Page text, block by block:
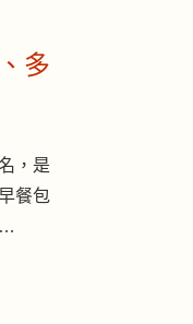
多
，是
餐包
…